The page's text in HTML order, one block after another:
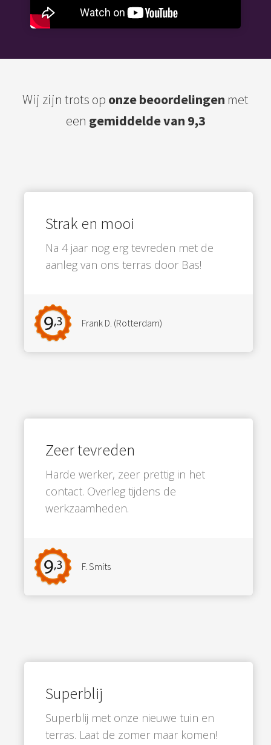
Wij zijn trots op onze beoordelingen met
een gemiddelde van 9,3
Strak en mooi
Na 4 jaar nog erg tevreden met de
aanleg van ons terras door Bas!
Frank D. (Rotterdam)
Zeer tevreden
Harde werker, zeer prettig in het
contact. Overleg tijdens de
werkzaamheden.
F. Smits
Superblij
Superblij met onze nieuwe tuin en
terras. Laat de zomer maar komen!